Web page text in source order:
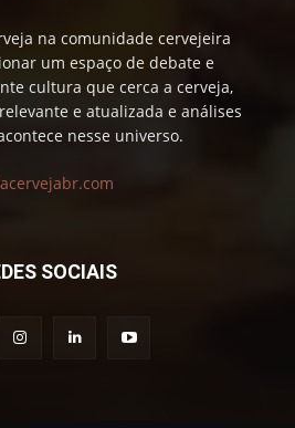
na comunidade cervejeira
um espaço de debate e
cultura que cerca a cerveja,
e atualizada e análises
nesse universo.
SOCIAIS